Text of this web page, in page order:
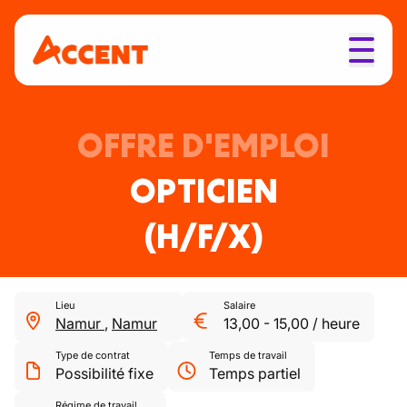
OFFRE D'EMPLOI
OPTICIEN
(H/F/X)
Lieu
Namur , Namur
Salaire
13,00 - 15,00 / heure
Type de contrat
Possibilité fixe
Temps de travail
Temps partiel